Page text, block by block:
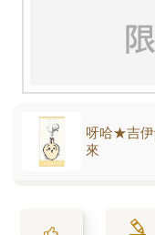
呀哈★吉伊
來